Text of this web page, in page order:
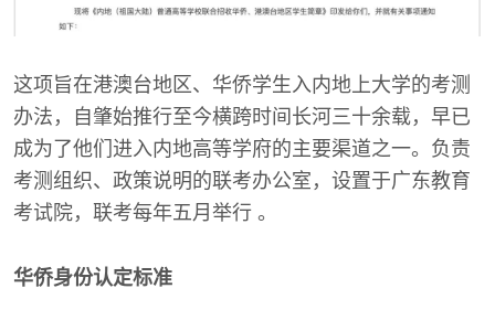
这项旨在港澳台地区、华侨学生入内地上大学的考测
办法，自肇始推行至今横跨时间长河三十余载，早已
成为了他们进入内地高等学府的主要渠道之一。负责
考测组织、政策说明的联考办公室，设置于广东教育
考试院，联考每年五月举行 。
华侨身份认定标准